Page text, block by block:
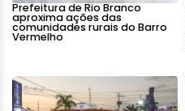
Prefeitura de Rio Branco
aproxima ações das
comunidades rurais do Barro
Vermelho